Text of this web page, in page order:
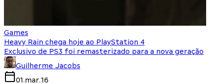
Games
Heavy Rain chega hoje ao PlayStation 4
Exclusivo de PS3 foi remasterizado para a nova geração
Guilherme Jacobs
01.mar.16